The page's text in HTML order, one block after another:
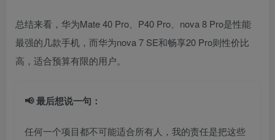
总结来看，华为Mate 40 Pro、P40 Pro、nova 8 Pro是性能
最强的几款手机，而华为nova 7 SE和畅享20 Pro则性价比
高，适合预算有限的用户。
📢 最后想说一句：
任何一个项目都不可能适合所有人，我的责任是把这些